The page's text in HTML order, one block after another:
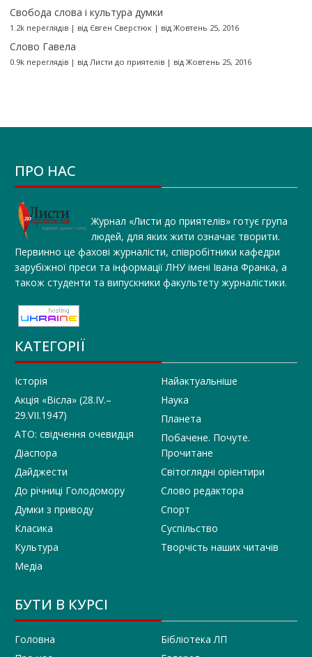
Свобода слова і культура думки
1.2k переглядів| від Євген Сверстюк| від Жовтень 25, 2016
Слово Гавела
0.9k переглядів| від Листи до приятелів| від Жовтень 25, 2016
ПРО НАС
Журнал «Листи до приятелів» готує група
людей, для яких жити означає творити.
Первинно це фахові журналісти, співробітники кафедри
зарубіжної преси та інформації ЛНУ імені Івана Франка, а
також студенти та випускники факультету журналістики.
КАТЕГОРІЇ
Історія
Акція «Вісла» (28.IV.–
29.VII.1947)
АТО: свідчення очевидця
Діаспора
Дайджести
До річниці Голодомору
Думки з приводу
Класика
Культура
Медіа
Найактуальніше
Наука
Планета
Побачене. Почуте.
Прочитане
Світоглядні орієнтири
Слово редактора
Спорт
Суспільство
Творчість наших читачів
БУТИ В КУРСІ
Головна
Бібліотека ЛП